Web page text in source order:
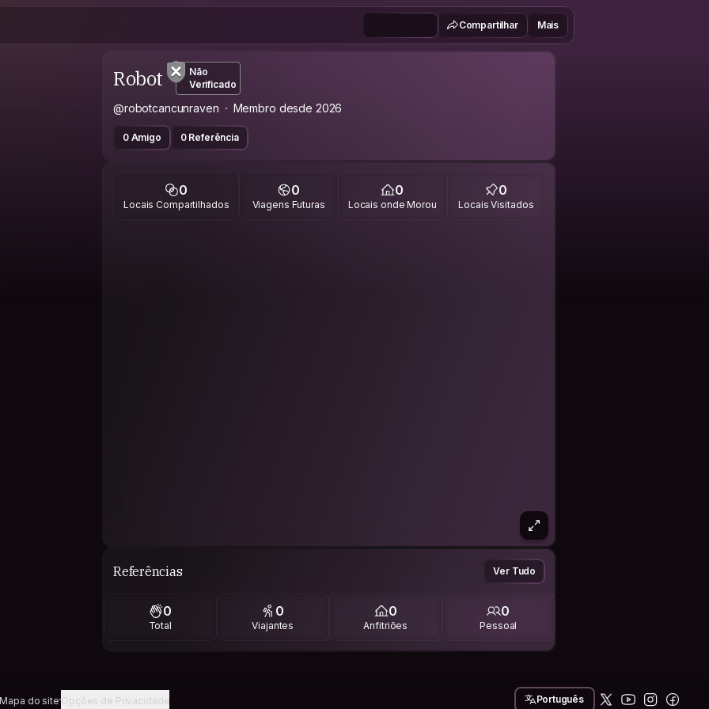
Compartilhar Mais
Robot
Não
Verificado
@robotcancunraven Membro desde 2026
0 Amigo 0 Referência
0
Locais Compartilhados
0
Viagens Futuras
0
Locais onde Morou
0
Locais Visitados
Referências Ver Tudo
0
Total
0
Viajantes
0
Anfitriões
0
Pessoal
Mapa do siteOpções de Privacidade Português